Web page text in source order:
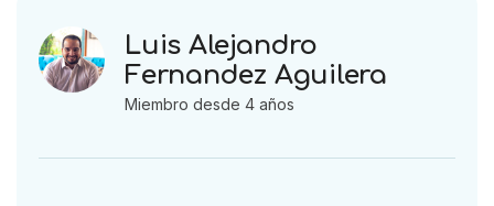
Luis Alejandro
Fernandez Aguilera
Miembro desde 4 años